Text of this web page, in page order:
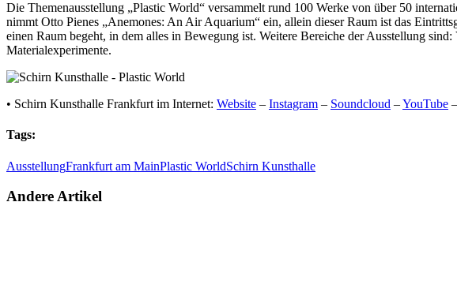
Die Themenausstel­lung „Plastic World“ versam­melt rund 100 Werke von über 50
nimmt Otto Pienes „Anemones: An Air Aquarium“ ein, allein dieser Raum ist das
einen Raum begeht, in dem alles in Bewegung ist. Weitere Bereiche der Ausstellung
Materialexperimente.
• Schirn Kunsthalle Frankfurt im Internet: Website – Instagram – Soundcloud –YouTube –
Tags:
AusstellungFrankfurt am MainPlastic WorldSchirn Kunsthalle
Andere Artikel